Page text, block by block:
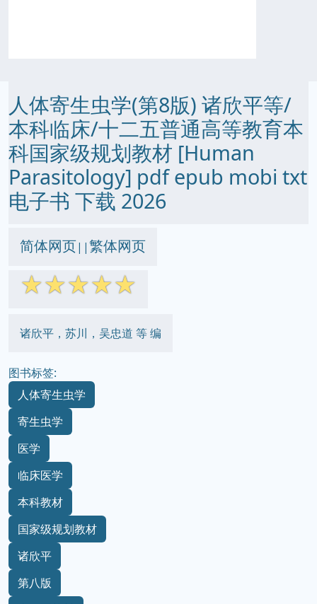
人体寄生虫学(第8版) 诸欣平等/
本科临床/十二五普通高等教育本
科国家级规划教材 [Human
Parasitology] pdf epub mobi txt
电子书 下载 2026
简体网页||繁体网页
☆☆☆☆☆
诸欣平，苏川，吴忠道 等 编
图书标签:
人体寄生虫学
寄生虫学
医学
临床医学
本科教材
国家级规划教材
诸欣平
第八版